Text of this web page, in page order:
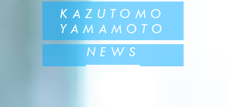
KAZUTOMO
YAMAMOTO
NEWS